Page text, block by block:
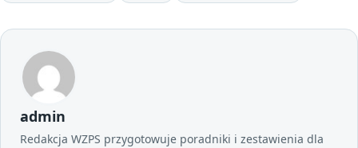
admin
Redakcja WZPS przygotowuje poradniki i zestawienia dla